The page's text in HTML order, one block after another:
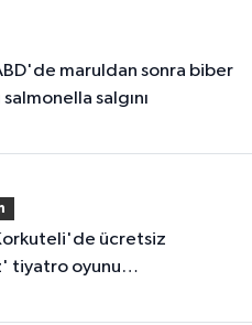
salmonella salgını
tiyatro oyunu